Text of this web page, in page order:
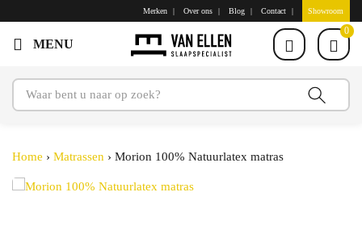
Merken Over ons Blog Contact Showroom
0
Home › Matrassen › Morion 100% Natuurlatex matras